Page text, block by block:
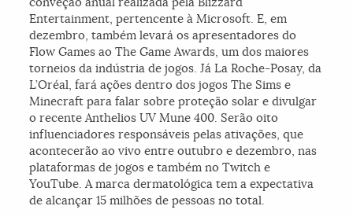
Entertainment, pertencente à Microsoft. E, em
dezembro, também levará os apresentadores do
Flow Games ao The Game Awards, um dos maiores
torneios da indústria de jogos. Já La Roche-Posay, da
L’Oréal, fará ações dentro dos jogos The Sims e
Minecraft para falar sobre proteção solar e divulgar
o recente Anthelios UV Mune 400. Serão oito
influenciadores responsáveis pelas ativações, que
acontecerão ao vivo entre outubro e dezembro, nas
plataformas de jogos e também no Twitch e
YouTube. A marca dermatológica tem a expectativa
de alcançar 15 milhões de pessoas no total.